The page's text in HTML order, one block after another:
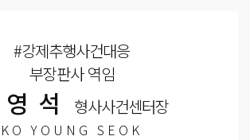
#강제추행사건대응
부장판사 역임
석 형사사건센터장
KO YOUNG SEOK